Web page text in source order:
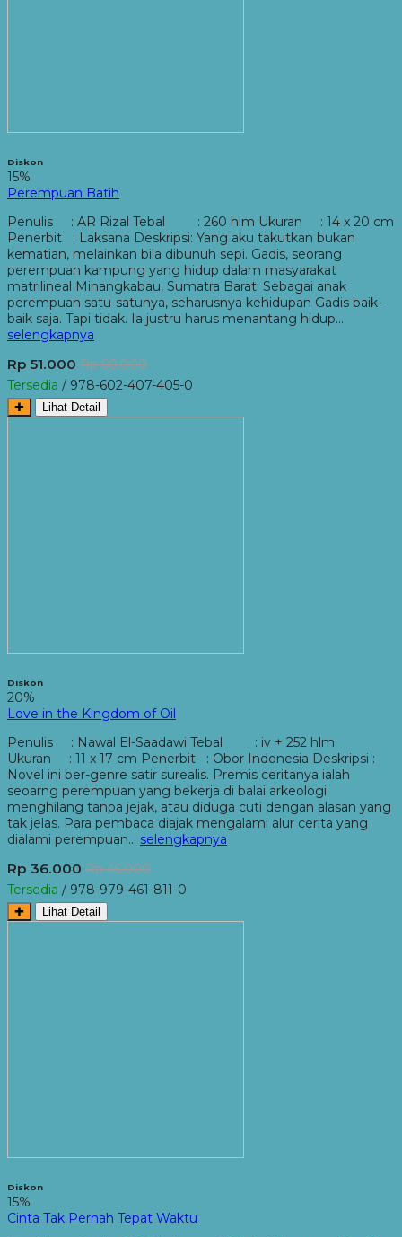
Diskon
15%
Perempuan Batih
Penulis : AR Rizal Tebal : 260 hlm Ukuran : 14 x 20 cm
Penerbit : Laksana Deskripsi: Yang aku takutkan bukan
kematian, melainkan bila dibunuh sepi. Gadis, seorang
perempuan kampung yang hidup dalam masyarakat
matrilineal Minangkabau, Sumatra Barat. Sebagai anak
perempuan satu-satunya, seharusnya kehidupan Gadis baik-
baik saja. Tapi tidak. Ia justru harus menantang hidup…
selengkapnya
Rp 51.000 Rp 60.000
Tersedia / 978-602-407-405-0
✚ Lihat Detail
Diskon
20%
Love in the Kingdom of Oil
Penulis : Nawal El-Saadawi Tebal : iv + 252 hlm
Ukuran : 11 x 17 cm Penerbit : Obor Indonesia Deskripsi :
Novel ini ber-genre satir surealis. Premis ceritanya ialah
seoarng perempuan yang bekerja di balai arkeologi
menghilang tanpa jejak, atau diduga cuti dengan alasan yang
tak jelas. Para pembaca diajak mengalami alur cerita yang
dialami perempuan… selengkapnya
Rp 36.000 Rp 45.000
Tersedia / 978-979-461-811-0
✚ Lihat Detail
Diskon
15%
Cinta Tak Pernah Tepat Waktu